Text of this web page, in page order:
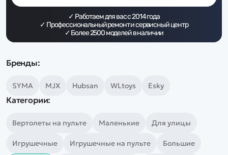
✓ Работаем для вас с2014года
✓ Профессиональный ремонт и сервисный центр
✓ Более2500моделей в наличии
Бренды:
SYMA MJX Hubsan WLtoys Esky
Категории:
Вертолеты на пульте Маленькие Для улицы
Игрушечные Игрушечные на пульте Большие
Дополнительный способ связи
Есть вопрос? Можем связаться с вами
Наши соцсети: